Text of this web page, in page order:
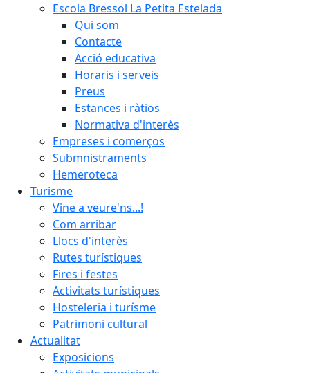
Escola Bressol La Petita Estelada
Qui som
Contacte
Acció educativa
Horaris i serveis
Preus
Estances i ràtios
Normativa d'interès
Empreses i comerços
Submnistraments
Hemeroteca
Turisme
Vine a veure'ns...!
Com arribar
Llocs d'interès
Rutes turístiques
Fires i festes
Activitats turístiques
Hosteleria i turísme
Patrimoni cultural
Actualitat
Exposicions